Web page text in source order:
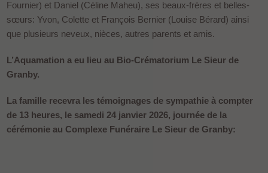
Fournier) et Daniel (Céline Maheu), ses beaux-frères et belles-
sœurs: Yvon, Colette et François Bernier (Louise Bérard) ainsi
que plusieurs neveux, nièces, autres parents et amis.
L’Aquamation a eu lieu au Bio-Crématorium Le Sieur de
Granby.
La famille recevra les témoignages de sympathie à compter
de 13 heures, le samedi 24 janvier 2026, journée de la
cérémonie au Complexe Funéraire Le Sieur de Granby: